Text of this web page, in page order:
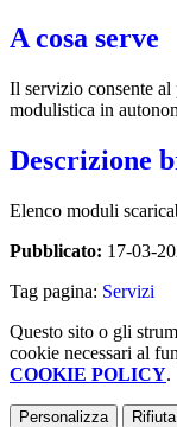
A cosa serve
Il servizio consente al
modulistica in
Descrizione
Elenco moduli
Pubblicato: 17-03-
Tag pagina: Servizi
Questo sito o gli
cookie necessari al
COOKIE POLICY.
Personalizza